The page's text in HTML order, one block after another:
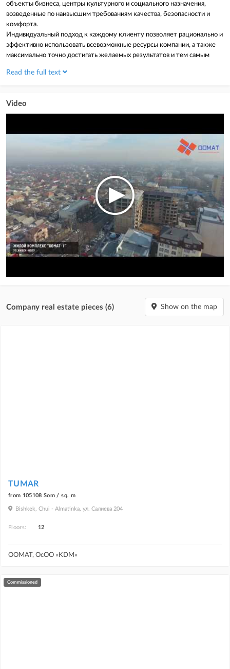
объекты бизнеса, центры культурного и социального назначения,
возведенные по наивысшим требованиям качества, безопасности и
комфорта.
Индивидуальный подход к каждому клиенту позволяет рационально и
эффективно использовать всевозможные ресурсы компании, а также
максимально точно достигать желаемых результатов и тем самым
уверенность в своих действиях – именно благодаря этим факторам
ценностей «Оомат». А наша команда – основа лучших результатов
квалифицированные специалисты различных направлений. Наличие
собственной функционирующей современной технологической базы, а
также расширенный грузовой и вспомогательный автопарк позволяет
нам наиболее точно определять сроки исполнения работ и другие
рамки каждый день. Постоянный детализированный контроль
строительного процесса на всех участках и уровнях работ – залог
надежности и эффективности нашего дела. Используя новейшие
технологии строительства по традициям зарубежных компаний-
лидеров, исключительно качественные материалы и оборудование,
отвечающие международным стандартам, а также инновации и
перспективные решения…
Read the full text
Video
Company real estate pieces (6) Show on the map
TUMAR
from 105108 Som / sq. m
Bishkek, Chui - Almatinka, ул. Салиева 204
Floors: 12
ООМАТ, ОсОО «KDM»
commissioned